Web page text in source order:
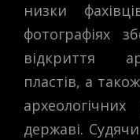
низки
фотографіях
відкриття
пластів, а
державі.